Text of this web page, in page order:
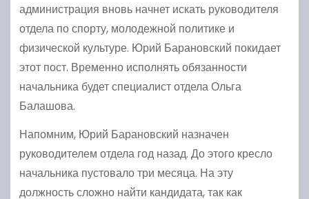
администрация вновь начнет искать руководителя
отдела по спорту, молодежной политике и
физической культуре. Юрий Барановский покидает
этот пост. Временно исполнять обязанности
начальника будет специалист отдела Ольга
Балашова.
Напомним, Юрий Барановский назначен
руководителем отдела год назад. До этого кресло
начальника пустовало три месяца. На эту
должность сложно найти кандидата, так как